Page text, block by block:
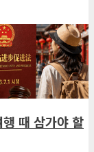
개
때 삼가야 할